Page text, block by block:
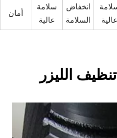
أمان
سلامة
عالية
انخفاض
السلامة
عالية